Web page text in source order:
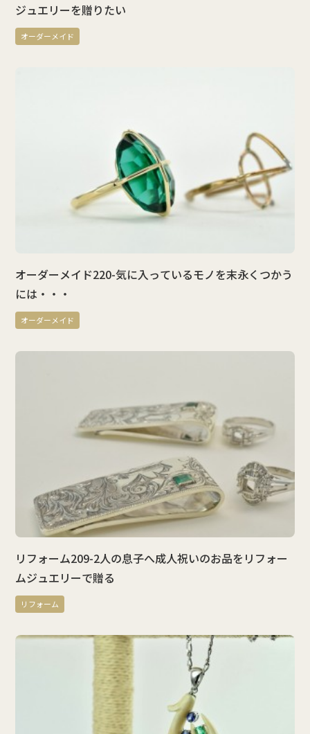
ジュエリーを贈りたい
オーダーメイド
オーダーメイド220-気に入っているモノを末永くつかう
には・・・
オーダーメイド
リフォーム209-2人の息子へ成人祝いのお品をリフォー
ムジュエリーで贈る
リフォーム